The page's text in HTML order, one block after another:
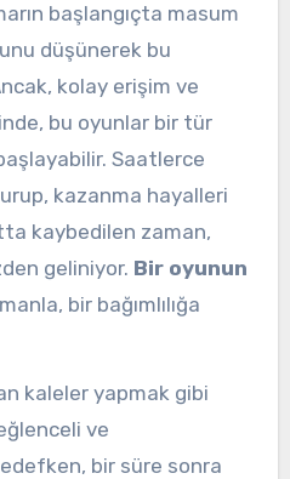
başlangıçta masum
düşünerek bu
kolay erişim ve
bu oyunlar bir tür
Saatlerce
kazanma hayalleri
kaybedilen zaman,
geliniyor. Bir oyunun
bir bağımlılığa
kaleler yapmak gibi
ve
bir süre sonra